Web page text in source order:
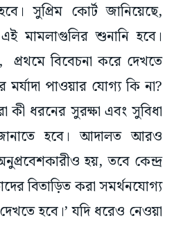
সুপ্রিম কোর্ট জানিয়েছে,
মামলাগুলির শুনানি হবে।
প্রথমে বিবেচনা করে দেখতে
মর্যাদা পাওয়ার যোগ্য কি না?
কী ধরনের সুরক্ষা এবং সুবিধা
হবে। আদালত আরও
হয়, তবে কেন্দ্র
বিতাড়িত করা সমর্থনযোগ্য
হবে।’ যদি ধরেও নেওয়া